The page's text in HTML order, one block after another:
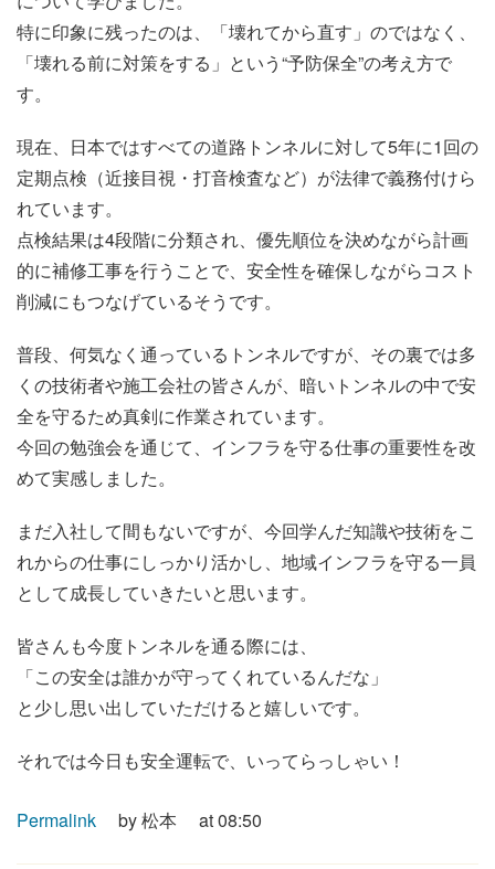
特に印象に残ったのは、「壊れてから直す」のではなく、
「壊れる前に対策をする」という“予防保全”の考え方で
す。
現在、日本ではすべての道路トンネルに対して5年に1回の
定期点検（近接目視・打音検査など）が法律で義務付けら
れています。
点検結果は4段階に分類され、優先順位を決めながら計画
的に補修工事を行うことで、安全性を確保しながらコスト
削減にもつなげているそうです。
普段、何気なく通っているトンネルですが、その裏では多
くの技術者や施工会社の皆さんが、暗いトンネルの中で安
全を守るため真剣に作業されています。
今回の勉強会を通じて、インフラを守る仕事の重要性を改
めて実感しました。
まだ入社して間もないですが、今回学んだ知識や技術をこ
れからの仕事にしっかり活かし、地域インフラを守る一員
として成長していきたいと思います。
皆さんも今度トンネルを通る際には、
「この安全は誰かが守ってくれているんだな」
と少し思い出していただけると嬉しいです。
それでは今日も安全運転で、いってらっしゃい！
Permalink by 松本 at 08:50